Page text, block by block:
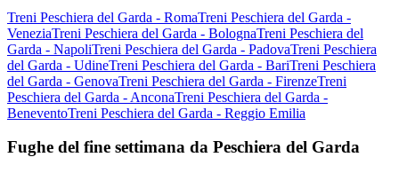
Treni Peschiera del Garda - RomaTreni Peschiera del Garda -
VeneziaTreni Peschiera del Garda - BolognaTreni Peschiera del
Garda - NapoliTreni Peschiera del Garda - PadovaTreni Peschiera
del Garda - UdineTreni Peschiera del Garda - BariTreni Peschiera
del Garda - GenovaTreni Peschiera del Garda - FirenzeTreni
Peschiera del Garda - AnconaTreni Peschiera del Garda -
BeneventoTreni Peschiera del Garda - Reggio Emilia
Fughe del fine settimana da Peschiera del Garda